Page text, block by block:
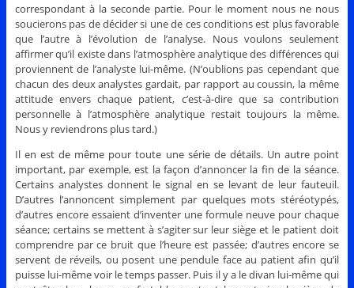
correspondant à la seconde partie. Pour le moment nous ne nous
soucierons pas de décider si une de ces conditions est plus favorable
que l’autre à l’évolution de l’analyse. Nous voulons seulement
affirmer qu’il existe dans l’atmosphère analytique des différences qui
proviennent de l’analyste lui-même. (N’oublions pas cependant que
chacun des deux analystes gardait, par rapport au coussin, la même
attitude envers chaque patient, c’est-à-dire que sa contribution
personnelle à l’atmosphère analytique restait toujours la même.
Nous y reviendrons plus tard.)
Il en est de même pour toute une série de détails. Un autre point
important, par exemple, est la façon d’annoncer la fin de la séance.
Certains analystes donnent le signal en se levant de leur fauteuil.
D’autres l’annoncent simplement par quelques mots stéréotypés,
d’autres encore essaient d’inventer une formule neuve pour chaque
séance; certains se mettent à s’agiter sur leur siège et le patient doit
comprendre par ce bruit que l’heure est passée; d’autres encore se
servent de réveils, ou posent une pendule face au patient afin qu’il
puisse lui-même voir le temps passer. Puis il y a le divan lui-même qui